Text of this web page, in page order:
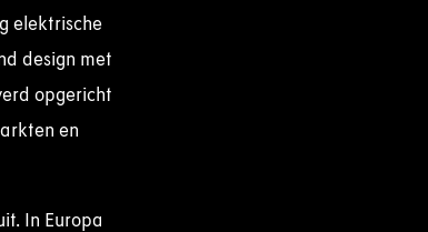
elektrische
design met
opgericht
en
In Europa